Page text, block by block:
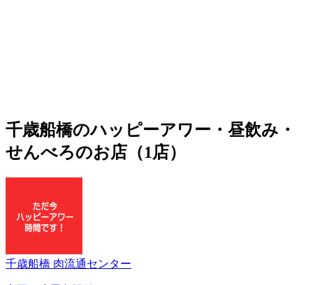
千歳船橋のハッピーアワー・昼飲み・
せんべろのお店（1店）
千歳船橋 肉流通センター